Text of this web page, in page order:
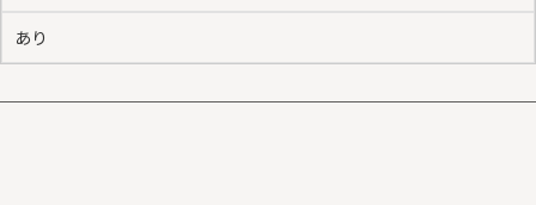
あり